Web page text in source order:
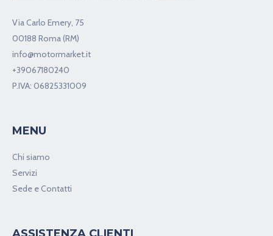
Via Carlo Emery, 75
00188 Roma (RM)
info@motormarket.it
+39067180240
P.IVA: 06825331009
MENU
Chi siamo
Servizi
Sede e Contatti
ASSISTENZA CLIENTI